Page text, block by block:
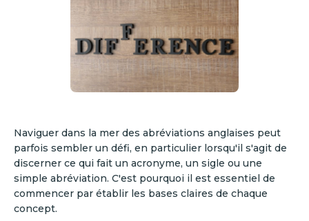
Naviguer dans la mer des abréviations anglaises peut
parfois sembler un défi, en particulier lorsqu'il s'agit de
discerner ce qui fait un acronyme, un sigle ou une
simple abréviation. C'est pourquoi il est essentiel de
commencer par établir les bases claires de chaque
concept.